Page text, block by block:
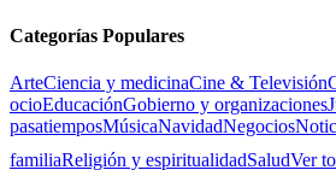
Categorías Populares
ArteCiencia y medicinaCine & Televisión
ocioEducaciónGobierno y organizaciones
pasatiemposMúsicaNavidadNegocios
familiaReligión y espiritualidadSaludVer